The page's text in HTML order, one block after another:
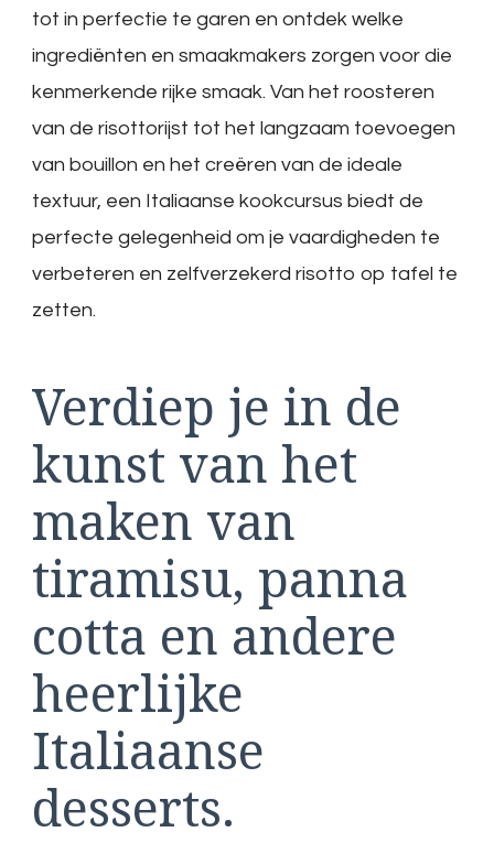
tot in perfectie te garen en ontdek welke
ingrediënten en smaakmakers zorgen voor die
kenmerkende rijke smaak. Van het roosteren
van de risottorijst tot het langzaam toevoegen
van bouillon en het creëren van de ideale
textuur, een Italiaanse kookcursus biedt de
perfecte gelegenheid om je vaardigheden te
verbeteren en zelfverzekerd risotto op tafel te
zetten.
Verdiep je in de
kunst van het
maken van
tiramisu, panna
cotta en andere
heerlijke
Italiaanse
desserts.